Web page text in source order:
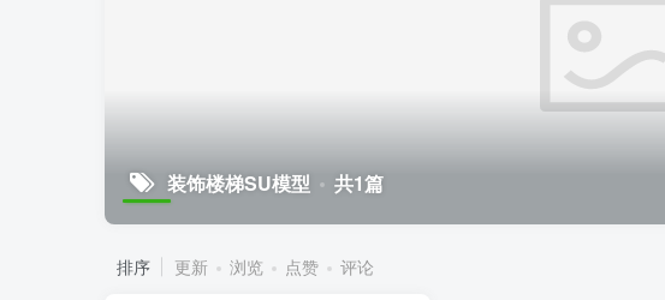
装饰楼梯SU模型 共1篇
排序 更新 浏览 点赞 评论